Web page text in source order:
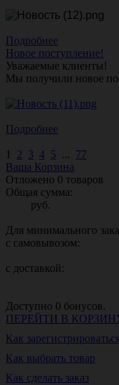
Подробнее
Новое поступление!
Уважаемые клиенты!
Мы получили новое
Подробнее
1 2 3 4 5 ... 77
Ваша Корзина
Отложено 0 товаров
Общая сумма:
руб.
Для минимального
с самовывозом:
с доставкой:
Доступно 0 бонусов.
ПЕРЕЙТИ В
Как
Как выбрать товар
Как сделать заказ